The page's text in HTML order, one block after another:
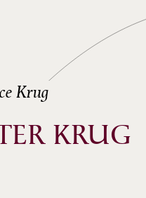
Krug
KRUG